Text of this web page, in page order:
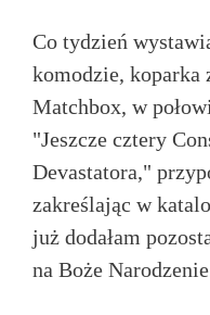
Co tydzień
komodzie, koparka
Matchbox, w
"Jeszcze cztery
Devastatora,"
zakreślając w
już dodałam
na Boże